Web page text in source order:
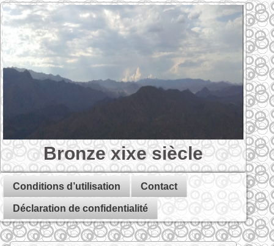
Bronze xixe siècle
Conditions d’utilisation Contact
Déclaration de confidentialité